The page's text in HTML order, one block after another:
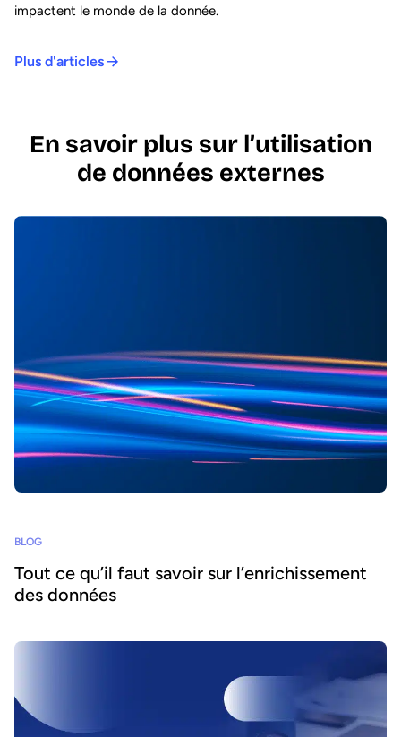
impactent le monde de la donnée.
Plus d'articles
En savoir plus sur l’utilisation
de données externes
BLOG
Tout ce qu’il faut savoir sur l’enrichissement
des données